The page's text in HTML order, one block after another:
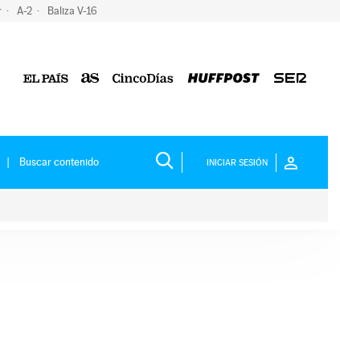
A-2 Baliza V-16
INICIAR SESIÓN